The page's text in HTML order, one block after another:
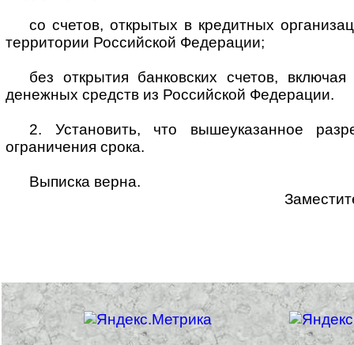
со счетов, открытых в кредитных
территории Российской Федерации;
без открытия банковских счетов,
денежных средств из Российской Федерации.
2. Установить, что вышеуказанное
ограничения срока.
Выписка верна.